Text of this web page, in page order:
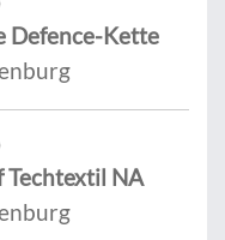
Defence-Kette
Techtextil NA